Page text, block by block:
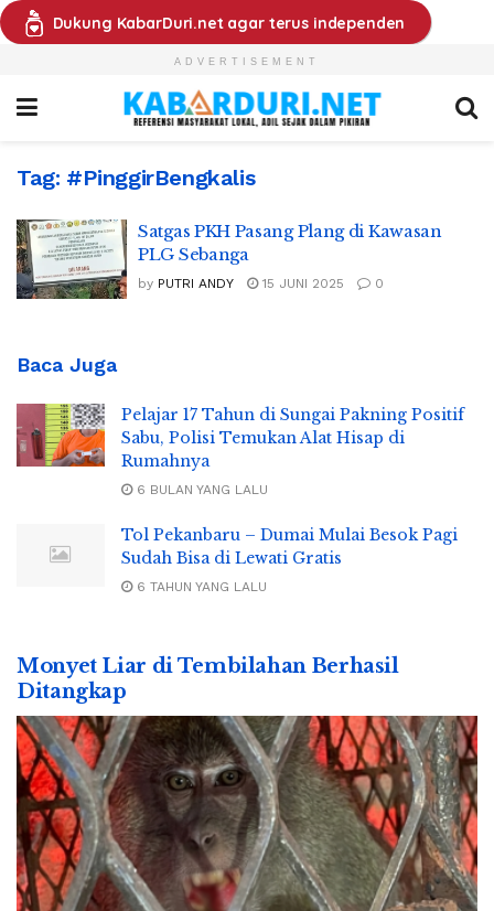
Dukung KabarDuri.net agar terus independen
ADVERTISEMENT
Tag: #PinggirBengkalis
Satgas PKH Pasang Plang di Kawasan
PLG Sebanga
by PUTRI ANDY 15 JUNI 2025 0
Baca Juga
Pelajar 17 Tahun di Sungai Pakning Positif
Sabu, Polisi Temukan Alat Hisap di
Rumahnya
6 BULAN YANG LALU
Tol Pekanbaru – Dumai Mulai Besok Pagi
Sudah Bisa di Lewati Gratis
6 TAHUN YANG LALU
Monyet Liar di Tembilahan Berhasil
Ditangkap